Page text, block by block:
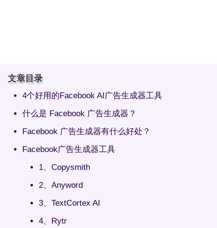
文章目录
4个好用的Facebook AI广告生成器工具
什么是 Facebook 广告生成器？
Facebook 广告生成器有什么好处？
Facebook广告生成器工具
1、Copysmith
2、Anyword
3、TextCortex AI
4、Rytr